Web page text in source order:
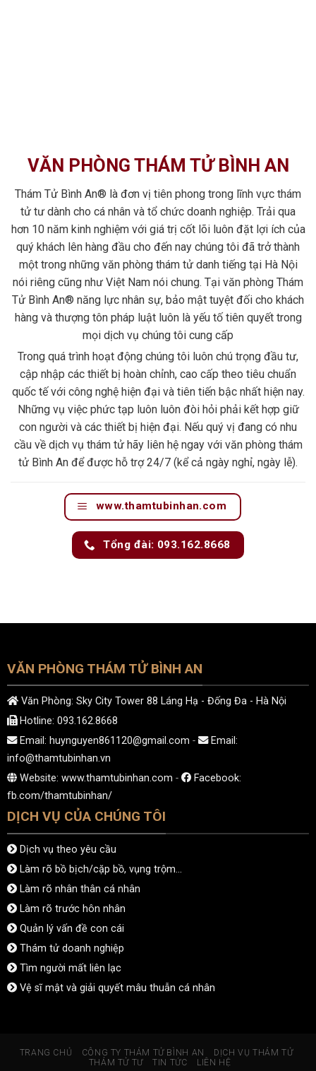
VĂN PHÒNG THÁM TỬ BÌNH AN
Thám Tử Bình An® là đơn vị tiên phong trong lĩnh vực thám
tử tư dành cho cá nhân và tổ chức doanh nghiệp. Trải qua
hơn 10 năm kinh nghiệm với giá trị cốt lõi luôn đặt lợi ích của
quý khách lên hàng đầu cho đến nay chúng tôi đã trở thành
một trong những văn phòng thám tử danh tiếng tại Hà Nội
nói riêng cũng như Việt Nam nói chung. Tại văn phòng Thám
Tử Bình An® năng lực nhân sự, bảo mật tuyệt đối cho khách
hàng và thượng tôn pháp luật luôn là yếu tố tiên quyết trong
mọi dịch vụ chúng tôi cung cấp
Trong quá trình hoạt động chúng tôi luôn chú trọng đầu tư,
cập nhập các thiết bị hoàn chỉnh, cao cấp theo tiêu chuẩn
quốc tế với công nghệ hiện đại và tiên tiến bậc nhất hiện nay.
Những vụ việc phức tạp luôn luôn đòi hỏi phải kết hợp giữ
con người và các thiết bị hiện đại. Nếu quý vị đang có nhu
cầu về dịch vụ thám tử hãy liên hệ ngay với văn phòng thám
tử Bình An để được hỗ trợ 24/7 (kể cả ngày nghỉ, ngày lễ).
www.thamtubinhan.com
Tổng đài: 093.162.8668
VĂN PHÒNG THÁM TỬ BÌNH AN
Văn Phòng: Sky City Tower 88 Láng Hạ - Đống Đa - Hà Nội
Hotline: 093.162.8668
Email: huynguyen861120@gmail.com -
Email:
info@thamtubinhan.vn
Website: www.thamtubinhan.com -
Facebook:
fb.com/thamtubinhan/
DỊCH VỤ CỦA CHÚNG TÔI
Dịch vụ theo yêu cầu
Làm rõ bồ bịch/cặp bồ, vụng trộm…
Làm rõ nhân thân cá nhân
Làm rõ trước hôn nhân
Quản lý vấn đề con cái
Thám tử doanh nghiệp
Tìm người mất liên lạc
Vệ sĩ mật và giải quyết mâu thuẫn cá nhân
TRANG CHỦ CÔNG TY THÁM TỬ BÌNH AN
DỊCH VỤ THÁM TỬ
THÁM TỬ TƯ
TIN TỨC LIÊN HỆ